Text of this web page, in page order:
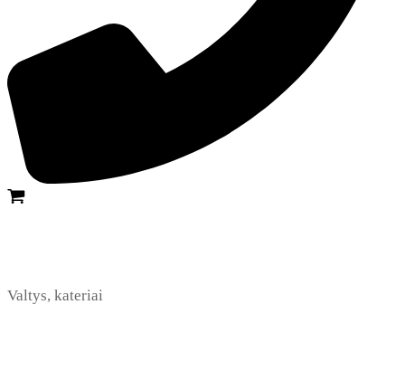
Valtys, kateriai